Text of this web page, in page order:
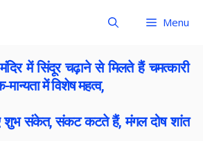
Menu
में सिंदूर चढ़ाने से मिलते हैं चमत्कारी
में विशेष महत्व,
शुभ संकेत, संकट कटते हैं, मंगल दोष शांत